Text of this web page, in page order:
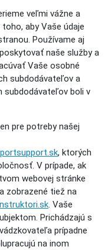
veľmi vážne a
aby Vaše údaje
Používame aj
naše služby a
Vaše osobné
subdodávateľov a
subdodávateľov boli v
pre potreby našej
, ktorých
V prípade, ak
webovej stránke
zobrazené tiež na
. Vaše
Prichádzajú s
prípadne
na inom